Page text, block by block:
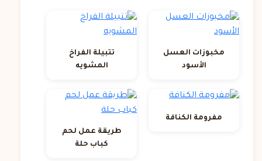
مخبوزات العسل
الأسود
تتبيلة الفراخ
المشويه
مفرومة الكنافة
طريقة عمل لحم
كباب حلة